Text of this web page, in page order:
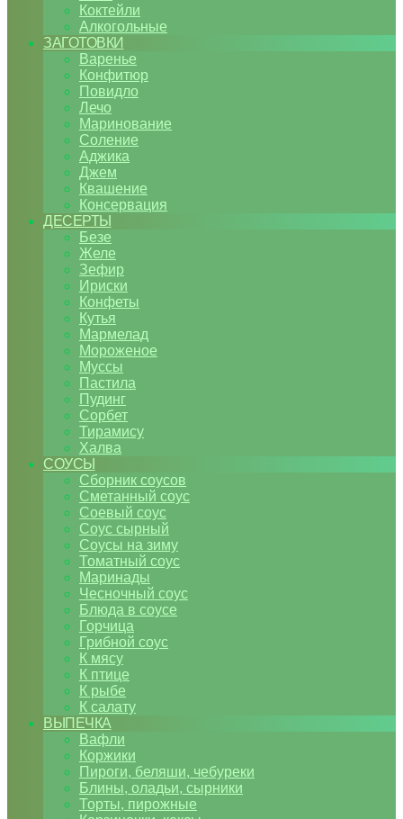
Коктейли
Алкогольные
ЗАГОТОВКИ
Варенье
Конфитюр
Повидло
Лечо
Маринование
Соление
Аджика
Джем
Квашение
Консервация
ДЕСЕРТЫ
Безе
Желе
Зефир
Ириски
Конфеты
Кутья
Мармелад
Мороженое
Муссы
Пастила
Пудинг
Сорбет
Тирамису
Халва
СОУСЫ
Сборник соусов
Сметанный соус
Соевый соус
Соус сырный
Соусы на зиму
Томатный соус
Маринады
Чесночный соус
Блюда в соусе
Горчица
Грибной соус
К мясу
К птице
К рыбе
К салату
ВЫПЕЧКА
Вафли
Коржики
Пироги, беляши, чебуреки
Блины, оладьи, сырники
Торты, пирожные